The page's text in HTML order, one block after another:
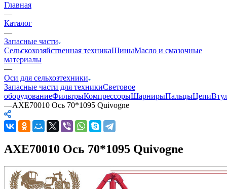
Главная
—
Каталог
—
Запасные части
Сельскохозяйственная техникаШиныМасло и смазочные
материалы
—
Оси для сельхозтехники
Запасные части для техникиСветовое
оборудованиеФильтрыКомпрессорыШарнирыПальцыЦепи
—AXE70010 Ось 70*1095 Quivogne
AXE70010 Ось 70*1095 Quivogne